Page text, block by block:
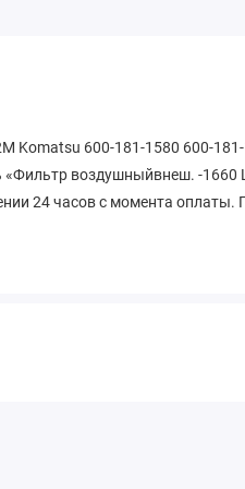
Komatsu 600-181-1580 600-
воздушныйвнеш. -1660
24 часов с момента оплаты.